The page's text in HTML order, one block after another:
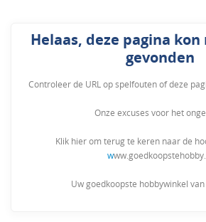
Helaas, deze pagina
gevonden
Controleer de URL op spelfouten of deze
Onze excuses voor het
Klik hier om terug te keren naar de
w
Uw goedkoopste hobbywinkel